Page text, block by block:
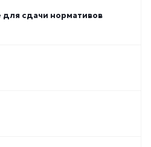
сдачи нормативов